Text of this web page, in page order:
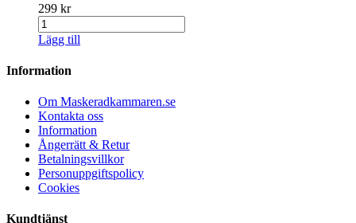
299 kr
Lägg till
Information
Om Maskeradkammaren.se
Kontakta oss
Information
Ångerrätt & Retur
Betalningsvillkor
Personuppgiftspolicy
Cookies
Kundtjänst